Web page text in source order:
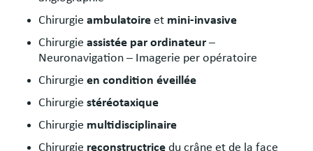
Chirurgie ambulatoire et mini-invasive
Chirurgie assistée par ordinateur–
Neuronavigation – Imagerie per opératoire
Chirurgie en condition éveillée
Chirurgie stéréotaxique
Chirurgie multidisciplinaire
Chirurgie reconstructrice du crâne et de la face